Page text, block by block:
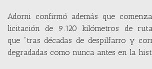
Adorni confirmó además que
licitación de 9.120 kilómetros de
que “tras décadas de despilfarro y
degradadas como nunca antes en la